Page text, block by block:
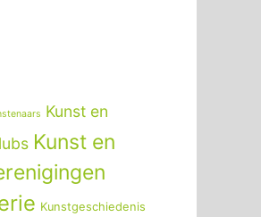
Kunst en
Kunst en
Kunstgeschiedenis